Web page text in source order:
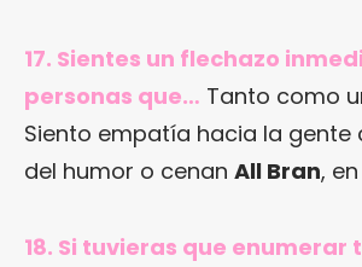
17. Sientes un flechazo
personas que… Tanto como
Siento empatía hacia la gente
del humor o cenan All Bran,
18. Si tuvieras que enumerar